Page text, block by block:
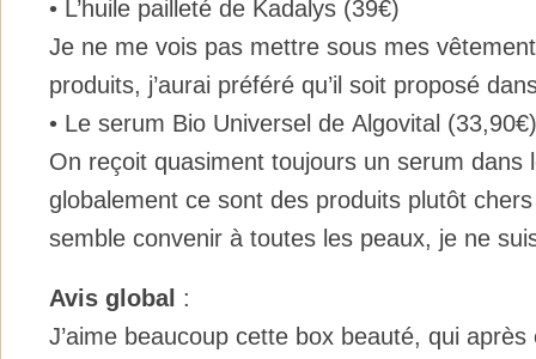
• L’huile pailleté de Kadalys (39€)
Je ne me vois pas mettre sous mes
produits, j’aurai préféré qu’il soit proposé
• Le serum Bio Universel de Algovital (33,90€)
On reçoit quasiment toujours un serum dans
globalement ce sont des produits plutôt
semble convenir à toutes les peaux, je ne
Avis global :
J’aime beaucoup cette box beauté, qui